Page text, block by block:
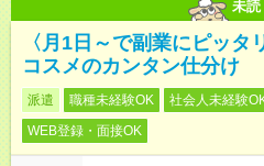
未読
〈月1日～で副業にピッタ
コスメのカンタン仕分け
派遣 職種未経験OK 社会人未経験
WEB登録・面接OK